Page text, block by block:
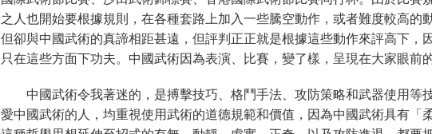
之人也開始要根據規則，在各種套路上加入一些騰空動作，或者難度較高的
但卻與中國武術的真諦相距甚遠，但評判正正就是根據這些動作來評高下，
只在這些方面下功夫。中國武術因為表演、比賽，變了樣，呈現在大家眼前
中國武術令我著迷的，是搏擊技巧、格鬥手法、攻防策略和武器使用等
愛中國武術的人，均重視使用武術的道德規範和價值，因為中國武術具有「